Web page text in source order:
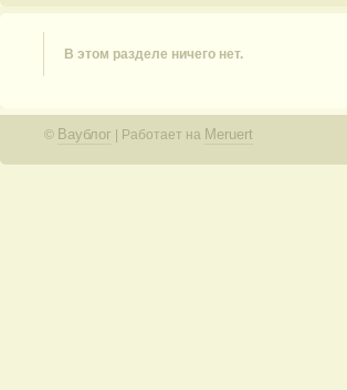
В этом разделе ничего нет.
© Ваублог | Работает на Meruert